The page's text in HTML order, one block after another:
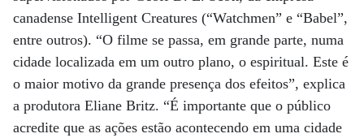
canadense Intelligent Creatures (“Watchmen” e “Babel”,
entre outros). “O filme se passa, em grande parte, numa
cidade localizada em um outro plano, o espiritual. Este é
o maior motivo da grande presença dos efeitos”, explica
a produtora Eliane Britz. “É importante que o público
acredite que as ações estão acontecendo em uma cidade